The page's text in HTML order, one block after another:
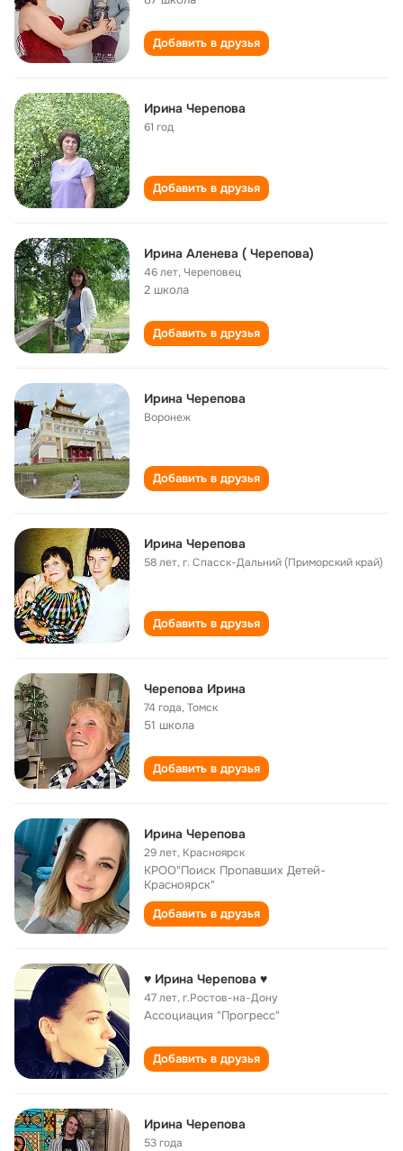
Добавить в друзья
Ирина Черепова
61 год
Добавить в друзья
Ирина Аленева ( Черепова)
46 лет,Череповец
2 школа
Добавить в друзья
Ирина Черепова
Воронеж
Добавить в друзья
Ирина Черепова
58 лет,г. Спасск-Дальний (Приморский край)
Добавить в друзья
Черепова Ирина
74 года,Томск
51 школа
Добавить в друзья
Ирина Черепова
29 лет, Красноярск
КРОО"Поиск Пропавших Детей-
Красноярск"
Добавить в друзья
♥ Ирина Черепова ♥
47 лет,г.Ростов-на-Дону
Ассоциация "Прогресс"
Добавить в друзья
Ирина Черепова
53 года